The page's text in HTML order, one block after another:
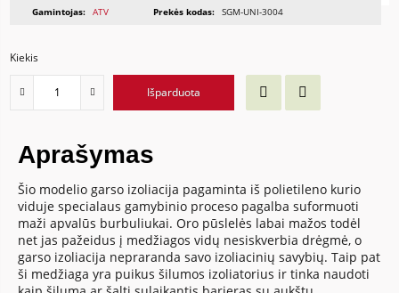
Gamintojas: ATV Prekės kodas: SGM-UNI-3004
Kiekis
Išparduota
Aprašymas
Šio modelio garso izoliacija pagaminta iš polietileno kurio
viduje specialaus gamybinio proceso pagalba suformuoti
maži apvalūs burbuliukai. Oro pūslelės labai mažos todėl
net jas pažeidus į medžiagos vidų nesiskverbia drėgmė, o
garso izoliacija nepraranda savo izoliacinių savybių. Taip pat
ši medžiaga yra puikus šilumos izoliatorius ir tinka naudoti